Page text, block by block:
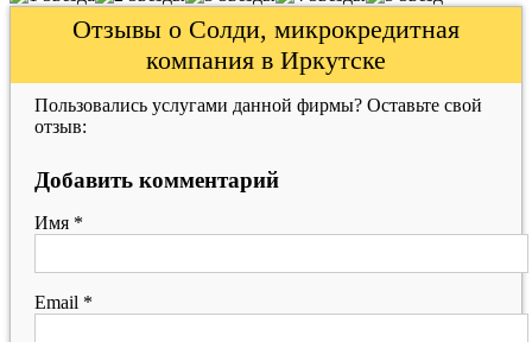
Отзывы о Солди, микрокредитная
компания в Иркутске
Пользовались услугами данной фирмы? Оставьте свой
отзыв:
Добавить комментарий
Имя *
Email *